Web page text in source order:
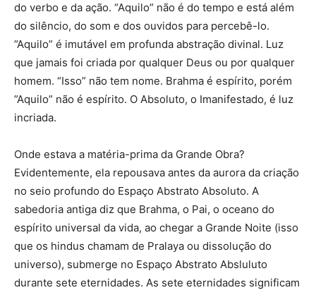
do verbo e da ação. “Aquilo” não é do tempo e está além
do silêncio, do som e dos ouvidos para percebê-lo.
”Aquilo” é imutável em profunda abstração divinal. Luz
que jamais foi criada por qualquer Deus ou por qualquer
homem. “Isso” não tem nome. Brahma é espírito, porém
”Aquilo” não é espírito. O Absoluto, o Imanifestado, é luz
incriada.
Onde estava a matéria-prima da Grande Obra?
Evidentemente, ela repousava antes da aurora da criação
no seio profundo do Espaço Abstrato Absoluto. A
sabedoria antiga diz que Brahma, o Pai, o oceano do
espírito universal da vida, ao chegar a Grande Noite (isso
que os hindus chamam de Pralaya ou dissolução do
universo), submerge no Espaço Abstrato Absluluto
durante sete eternidades. As sete eternidades significam